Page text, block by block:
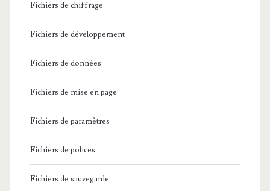
Fichiers de chiffrage
Fichiers de développement
Fichiers de données
Fichiers de mise en page
Fichiers de paramètres
Fichiers de polices
Fichiers de sauvegarde